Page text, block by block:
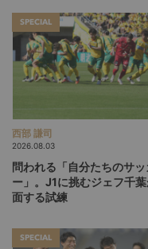
SPECIAL
西部 謙司
2026.08.03
問われる「自分たちのサッ
ー」。J1に挑むジェフ千
面する試練
SPECIAL